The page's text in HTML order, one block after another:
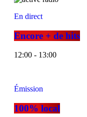
En direct
Encore + de hits
12:00 - 13:00
Émission
100% local